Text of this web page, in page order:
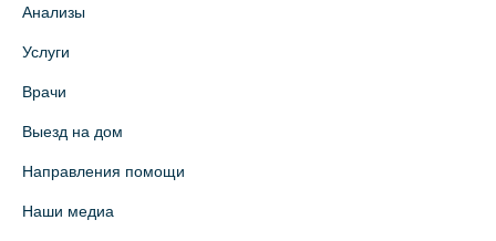
12к2 (официальный партнер)
Медицинский центр "Доктор Семейный"
(официальный партнер),
+7 (812) 664-55-80
Анализы
Услуги
Врачи
Выезд на дом
Направления помощи
Наши медиа